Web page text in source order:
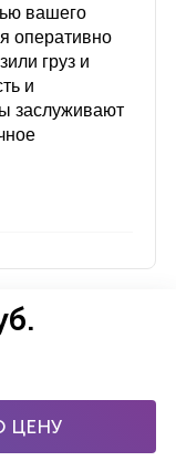
вашего
оперативно
груз и
и
заслуживают
ЦЕНУ